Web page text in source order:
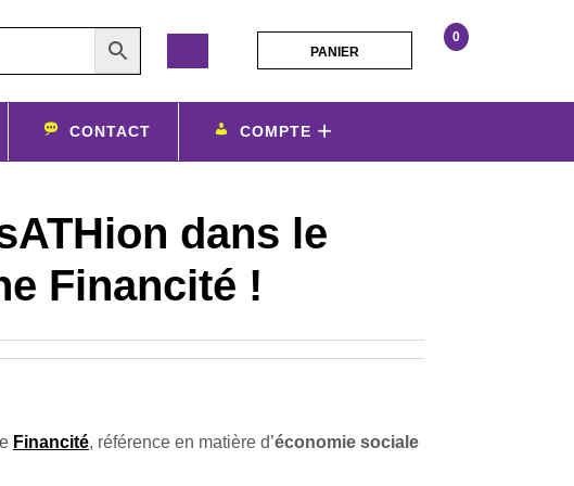
dans
0
PANIER
CONTACT COMPTE
dans le
Financité !
Financité, référence en matière d’économie sociale